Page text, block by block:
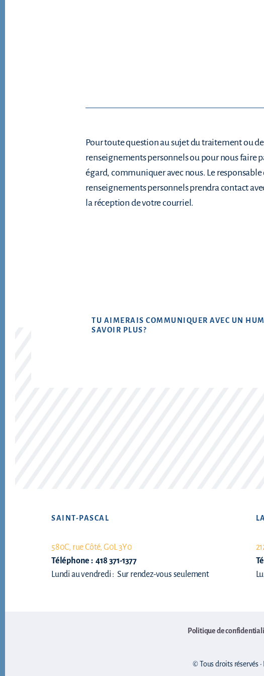
Pour toute question au sujet du traitement ou
renseignements personnels ou pour nous faire
égard, communiquer avec nous. Le
renseignements personnels prendra contact
la réception de votre courriel.
TU AIMERAIS COMMUNIQUER AVEC UN
SAVOIR PLUS?
SAINT-PASCAL
580C, rue Côté, G0L 3Y0
Téléphone : 418 371-1377
Lundi au vendredi : Sur rendez-vous seulement
Politique de
© Tous droits réservés